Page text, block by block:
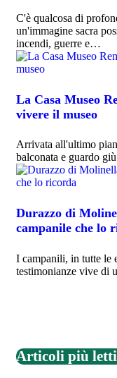
C'è qualcosa di
un'immagine sacra
incendi, guerre e…
La Casa Museo
vivere il museo
Arrivata all'ultimo
balconata e guardo
Durazzo di
campanile che lo
I campanili, in tutte le
testimonianze vive di
Articoli più letti